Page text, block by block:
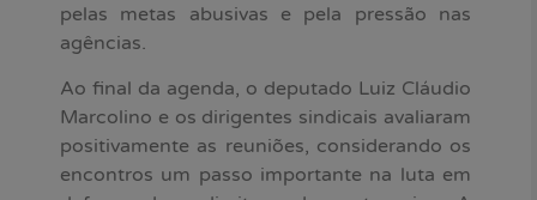
pelas metas abusivas e pela pressão nas
agências.
Ao final da agenda, o deputado Luiz Cláudio
Marcolino e os dirigentes sindicais avaliaram
positivamente as reuniões, considerando os
encontros um passo importante na luta em